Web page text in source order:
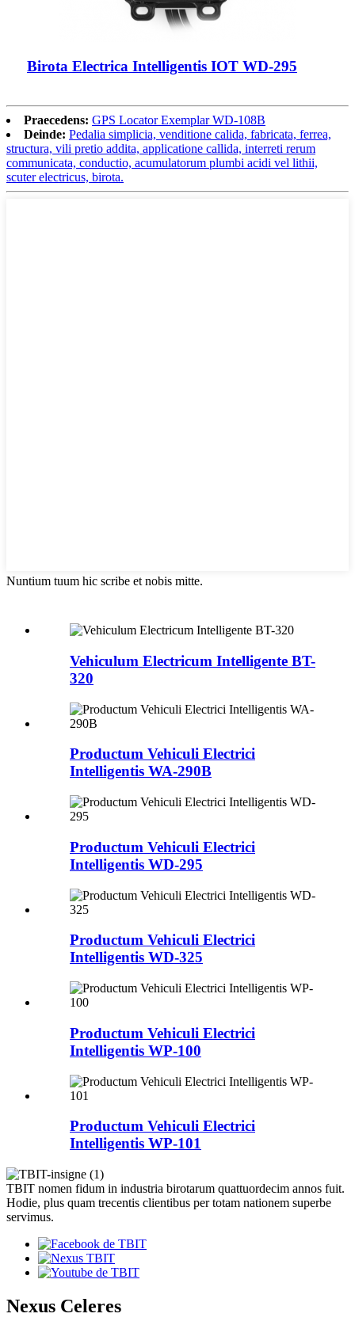
Birota Electrica Intelligentis IOT WD-295
Praecedens: GPS Locator Exemplar WD-108B
Deinde: Pedalia simplicia, venditione calida, fabricata, ferrea,
structura, vili pretio addita, applicatione callida, interreti rerum
communicata, conductio, acumulatorum plumbi acidi vel lithii,
scuter electricus, birota.
Nuntium tuum hic scribe et nobis mitte.
Vehiculum Electricum Intelligente BT-
320
Productum Vehiculi Electrici
Intelligentis WA-290B
Productum Vehiculi Electrici
Intelligentis WD-295
Productum Vehiculi Electrici
Intelligentis WD-325
Productum Vehiculi Electrici
Intelligentis WP-100
Productum Vehiculi Electrici
Intelligentis WP-101
TBIT nomen fidum in industria birotarum quattuordecim annos fuit.
Hodie, plus quam trecentis clientibus per totam nationem superbe
servimus.
Nexus Celeres